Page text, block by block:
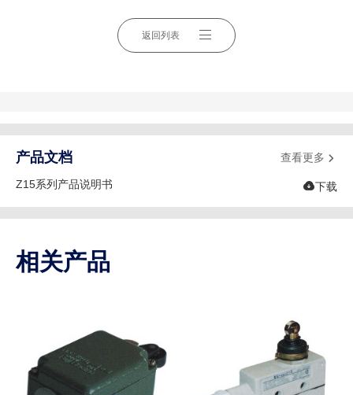
返回列表
产品文档 查看更多 
Z15系列产品说明书 下载
相关产品